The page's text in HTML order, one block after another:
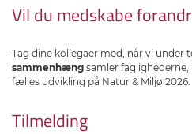
Vil du medskabe
Tag dine kollegaer med, når vi under
sammenhæng samler
fælles udvikling på Natur & Miljø 2026.
Tilmelding